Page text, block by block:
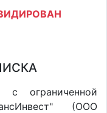
с ограниченной
(ООО